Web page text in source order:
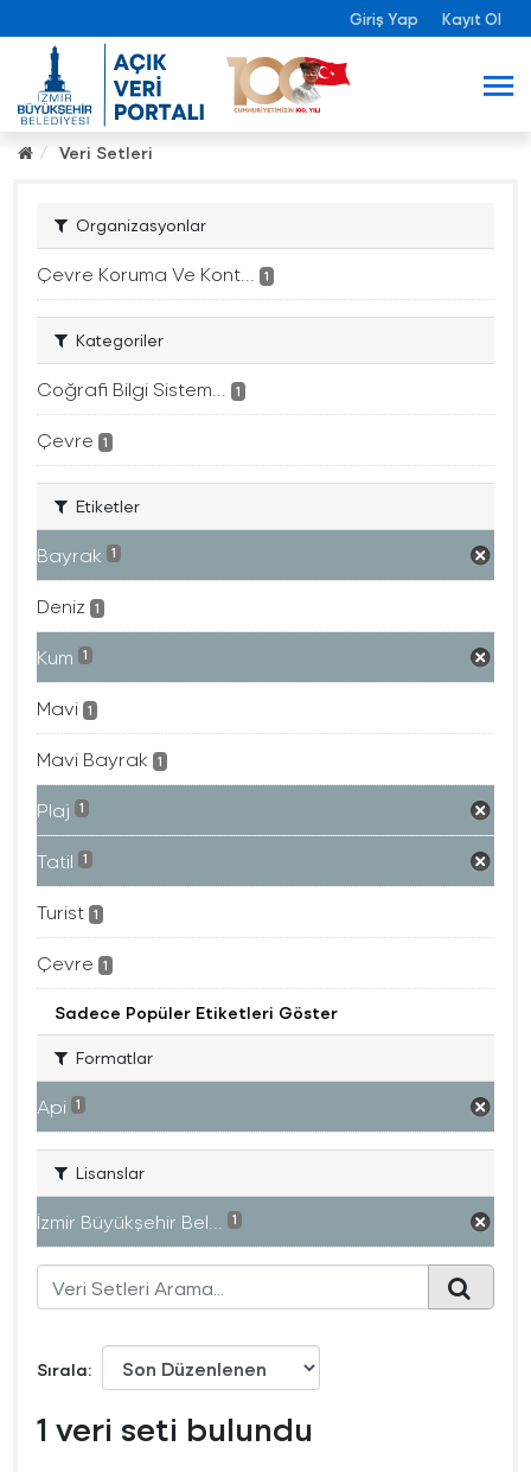
Giriş Yap Kayıt Ol
Veri Setleri
Organizasyonlar
Çevre Koruma Ve Kont... 1
Kategoriler
Coğrafi Bilgi Sistem... 1
Çevre 1
Etiketler
Bayrak 1
Deniz 1
Kum 1
Mavi 1
Mavi Bayrak 1
Plaj 1
Tatil 1
Turist 1
Çevre 1
Sadece Popüler Etiketleri Göster
Formatlar
Api 1
Lisanslar
İzmir Büyükşehir Bel... 1
Sırala
1 veri seti bulundu